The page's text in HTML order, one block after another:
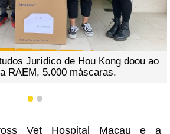
de Hou Kong doou ao
5.000 máscaras.
O
1 2
Vet Hospital Macau e a